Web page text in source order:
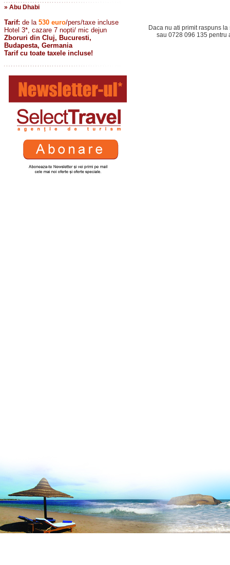
» Abu Dhabi
Tarif: de la 530 euro/pers/taxe incluse
Hotel 3*, cazare 7 nopti/ mic dejun
Zboruri din Cluj, Bucuresti,
Budapesta, Germania
Tarif cu toate taxele incluse!
Daca nu ati primit raspuns
sau 0728 096 135 pentru